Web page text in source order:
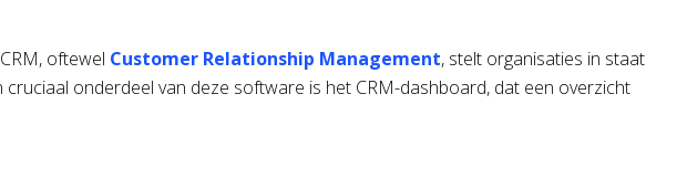
oftewel Customer Relationship Management, stelt organisaties in staat
onderdeel van deze software is het CRM-dashboard, dat een overzicht